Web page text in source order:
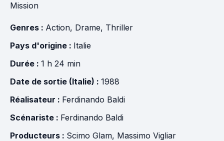
Mission
Genres : Action, Drame, Thriller
Pays d'origine : Italie
Durée : 1 h 24 min
Date de sortie (Italie) : 1988
Réalisateur : Ferdinando Baldi
Scénariste : Ferdinando Baldi
Producteurs : Scimo Glam, Massimo Vigliar